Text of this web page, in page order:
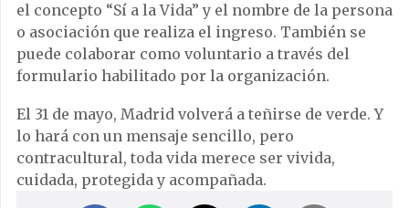
el concepto “Sí a la Vida” y el nombre de la persona
o asociación que realiza el ingreso. También se
puede colaborar como voluntario a través del
formulario habilitado por la organización.
El 31 de mayo, Madrid volverá a teñirse de verde. Y
lo hará con un mensaje sencillo, pero
contracultural, toda vida merece ser vivida,
cuidada, protegida y acompañada.